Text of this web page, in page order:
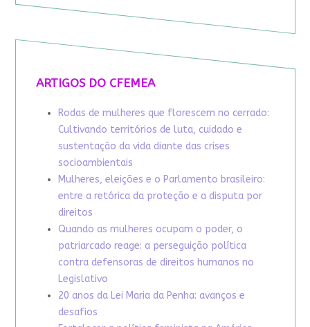
ARTIGOS DO CFEMEA
Rodas de mulheres que florescem no cerrado:
Cultivando territórios de luta, cuidado e
sustentação da vida diante das crises
socioambientais
Mulheres, eleições e o Parlamento brasileiro:
entre a retórica da proteção e a disputa por
direitos
Quando as mulheres ocupam o poder, o
patriarcado reage: a perseguição política
contra defensoras de direitos humanos no
Legislativo
20 anos da Lei Maria da Penha: avanços e
desafios